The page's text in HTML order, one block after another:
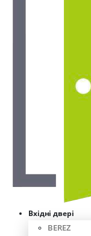
Вхідні двері
BEREZ